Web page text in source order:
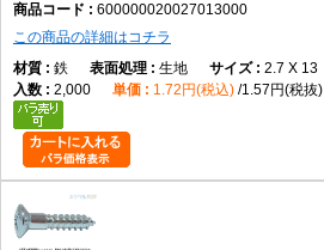
600000020027013000
この商品の詳細はコチラ
鉄
生地 2.7 X 13
2,000
1.72円(税込) 1.57円(税抜)